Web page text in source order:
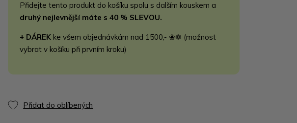
Přidejte tento produkt do košíku spolu s dalším kouskem a
druhý nejlevnější máte s 40 % SLEVOU.
+ DÁREK ke všem objednávkám nad 1500,- ❀❁ (možnost
vybrat v košíku při prvním kroku)
Přidat do oblíbených